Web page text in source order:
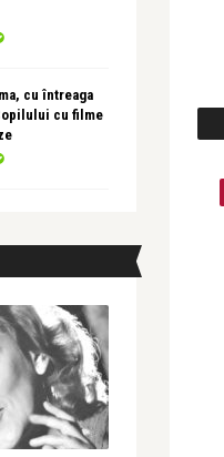
cu întreaga
cu filme